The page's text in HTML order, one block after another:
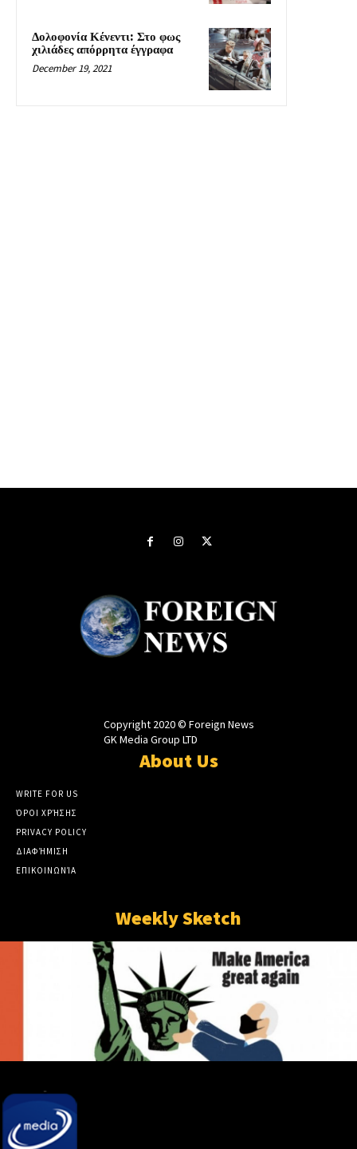
Δολοφονία Κένεντι: Στο φως
χιλιάδες απόρρητα έγγραφα
December 19, 2021
Copyright 2020 © Foreign News
GK Media Group LTD
About Us
WRITE FOR US
ΌΡΟΙ ΧΡΉΣΗΣ
PRIVACY POLICY
ΔΙΑΦΉΜΙΣΗ
ΕΠΙΚΟΙΝΩΝΊΑ
Weekly Sketch